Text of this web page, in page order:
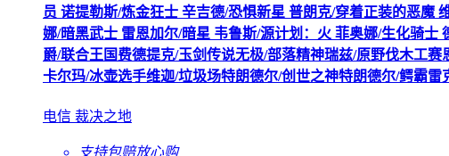
员 诺提勒斯/炼金狂士 辛吉德/恐惧新星 普朗克/穿着正装的恶魔
娜/暗黑武士 雷恩加尔/暗星 韦鲁斯/源计划：火 菲奥娜/生化骑
爵/联合王国费德提克/玉剑传说无极/部落精神瑞兹/原野伐木工
卡尔玛/冰壶选手维迦/垃圾场特朗德尔/创世之神特朗德尔/鳄霸
电信 裁决之地
支持包赔放心购